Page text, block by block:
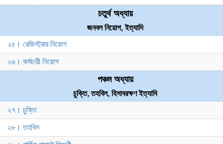
চতুর্থ অধ্যায়
জনবল নিয়োগ, ইত্যাদি
২৫। রেজিস্ট্রার নিয়োগ
২৬। কর্মচারী নিয়োগ
পঞ্চম অধ্যায়
চুক্তি, তহবিল, হিসাবরক্ষণ ইত্যাদি
২৭। চুক্তি
২৮। তহবিল